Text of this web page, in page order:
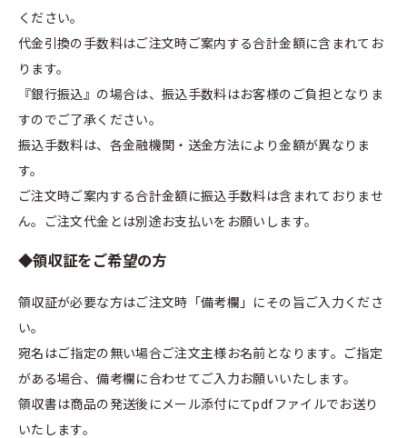
ください。
代金引換の手数料はご注文時ご案内する合計金額に含まれてお
ります。
『銀行振込』の場合は、振込手数料はお客様のご負担となりま
すのでご了承ください。
振込手数料は、各金融機関・送金方法により金額が異なりま
す。
ご注文時ご案内する合計金額に振込手数料は含まれておりませ
ん。ご注文代金とは別途お支払いをお願いします。
◆領収証をご希望の方
領収証が必要な方はご注文時「備考欄」にその旨ご入力くださ
い。
宛名はご指定の無い場合ご注文主様お名前となります。ご指定
がある場合、備考欄に合わせてご入力お願いいたします。
領収書は商品の発送後にメール添付にてpdfファイルでお送り
いたします。